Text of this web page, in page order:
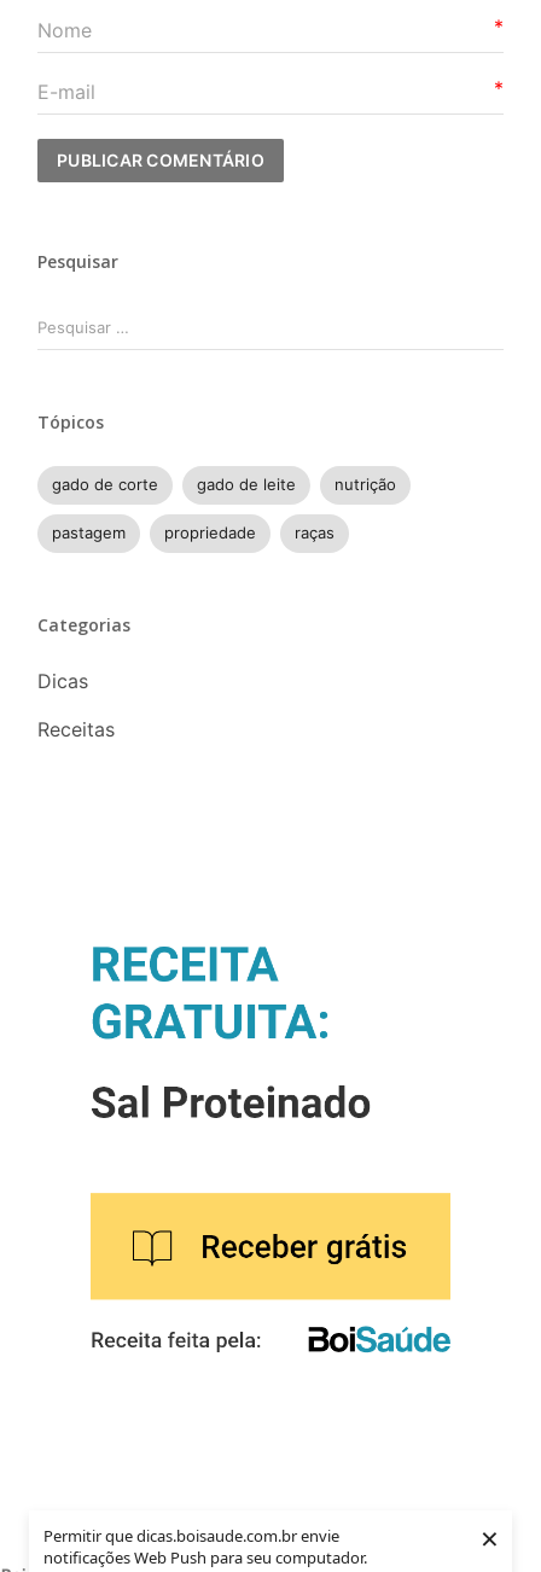
Permitir que dicas.boisaude.com.br envie
notificações Web Push para seu computador.
×
*
*
Pesquisar
por:
Tópicos
gado de corte gado de leite nutrição
pastagem propriedade raças
Categorias
Dicas
Receitas